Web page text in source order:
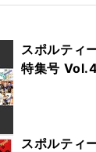
スポルティ
特集号
スポルテ